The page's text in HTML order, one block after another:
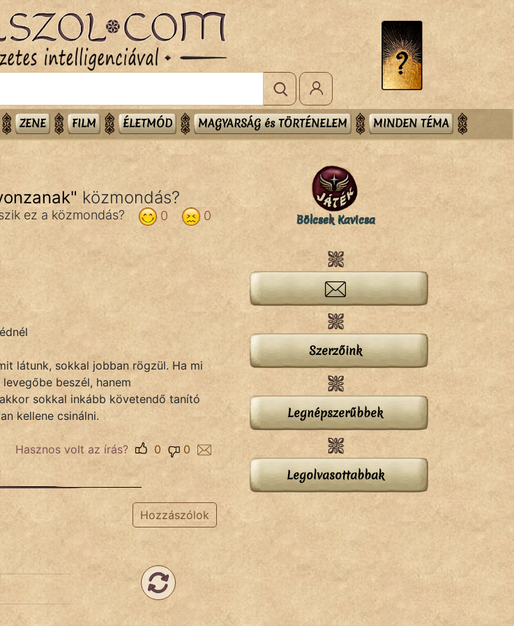
ZENE FILM ÉLETMÓD MAGYARSÁG és TÖRTÉNELEM MINDEN TÉMA
" közmondás?
0
0
ez a közmondás?
látunk, sokkal jobban rögzül. Ha mi
beszél, hanem
sokkal inkább követendő tanító
kellene csinálni.
Hasznos volt az írás? 0
0
Hozzászólok
Bölcsek Kavicsa
Szerzőink
Legnépszerűbbek
Legolvasottabbak